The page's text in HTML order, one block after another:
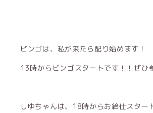
ビンゴは、私が来たら配り始めます！
13時からビンゴスタートです！！ぜひ
しゆちゃんは、18時からお給仕スター